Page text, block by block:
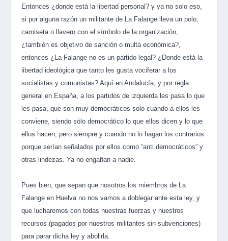
Entonces ¿donde está la libertad personal? y ya no solo eso,
si por alguna razón un militante de La Falange lleva un polo,
camiseta o llavero con el símbolo de la organización,
¿también es objetivo de sanción o multa económica?,
entonces ¿La Falange no es un partido legal? ¿Donde está la
libertad ideológica que tanto les gusta vociferar a los
socialistas y comunistas? Aquí en Andalucía, y por regla
general en España, a los partidos de izquierda les pasa lo que
les pasa, que son muy democráticos solo cuando a ellos les
conviene, siendo sólo democrático lo que ellos dicen y lo que
ellos hacen, pero siempre y cuando no lo hagan los contrarios
porque serían señalados por ellos como “anti democráticos” y
otras lindezas. Ya no engañan a nadie.
Pues bien, que sepan que nosotros los miembros de La
Falange en Huelva no nos vamos a doblegar ante esta ley, y
que lucharemos con todas nuestras fuerzas y nuestros
recursos (pagados por nuestros militantes sin subvenciones)
para parar dicha ley y abolirla.